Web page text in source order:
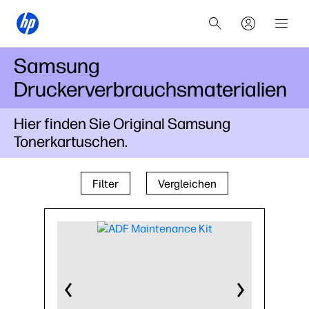
Samsung
Druckerverbrauchsmaterialien
Hier finden Sie Original Samsung
Tonerkartuschen.
Filter Vergleichen